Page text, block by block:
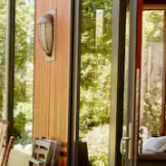
en omlaag, óf door te